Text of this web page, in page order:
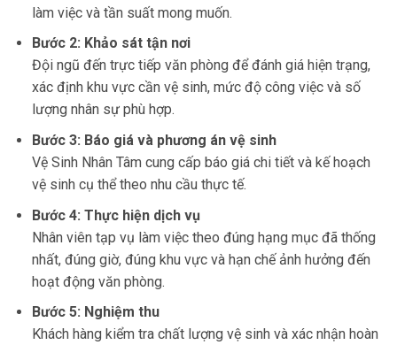
làm việc và tần suất mong muốn.
Bước 2: Khảo sát tận nơi
Đội ngũ đến trực tiếp văn phòng để đánh giá hiện trạng,
xác định khu vực cần vệ sinh, mức độ công việc và số
lượng nhân sự phù hợp.
Bước 3: Báo giá và phương án vệ sinh
Vệ Sinh Nhân Tâm cung cấp báo giá chi tiết và kế hoạch
vệ sinh cụ thể theo nhu cầu thực tế.
Bước 4: Thực hiện dịch vụ
Nhân viên tạp vụ làm việc theo đúng hạng mục đã thống
nhất, đúng giờ, đúng khu vực và hạn chế ảnh hưởng đến
hoạt động văn phòng.
Bước 5: Nghiệm thu
Khách hàng kiểm tra chất lượng vệ sinh và xác nhận hoàn